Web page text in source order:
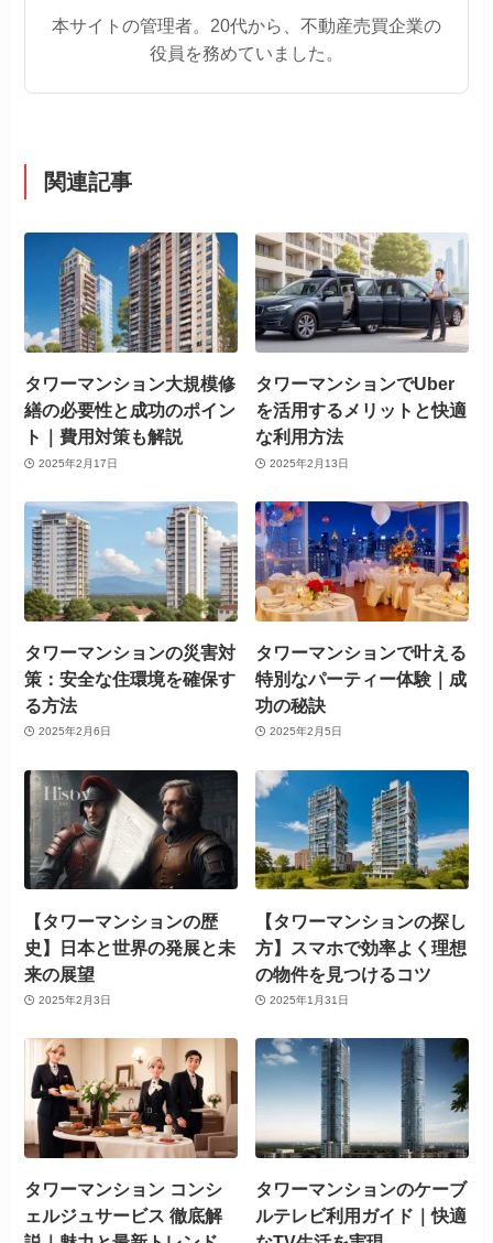
本サイトの管理者。20代から、不動産売買企業の
役員を務めていました。
関連記事
タワーマンション大規模修
繕の必要性と成功のポイン
ト｜費用対策も解説
2025年2月17日
タワーマンションでUber
を活用するメリットと快適
な利用方法
2025年2月13日
タワーマンションの災害対
策：安全な住環境を確保す
る方法
2025年2月6日
タワーマンションで叶える
特別なパーティー体験｜成
功の秘訣
2025年2月5日
【タワーマンションの歴
史】日本と世界の発展と未
来の展望
2025年2月3日
【タワーマンションの探し
方】スマホで効率よく理想
の物件を見つけるコツ
2025年1月31日
タワーマンション コンシ
ェルジュサービス 徹底解
タワーマンションのケーブ
ルテレビ利用ガイド｜快適